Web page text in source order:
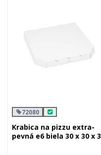
72080
Krabica na pizzu extra-
pevná e6 biela 30 x 30 x 3